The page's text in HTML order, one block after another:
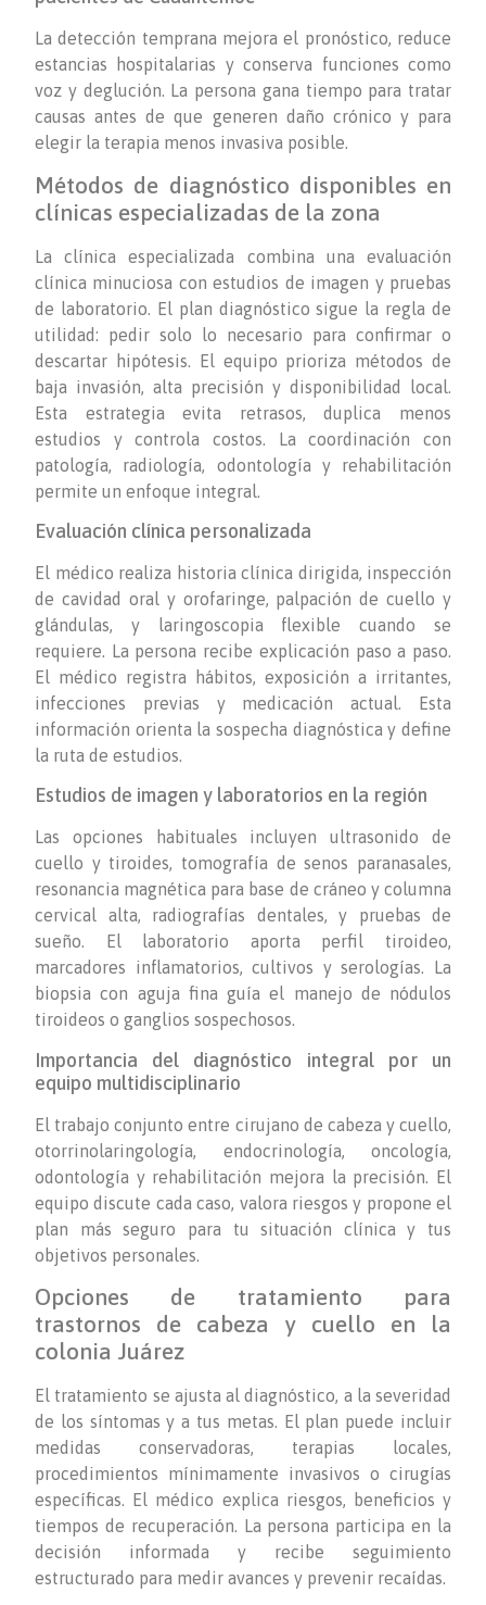
La detección temprana mejora el pronóstico, reduce
estancias hospitalarias y conserva funciones como
voz y deglución. La persona gana tiempo para tratar
causas antes de que generen daño crónico y para
elegir la terapia menos invasiva posible.
Métodos de diagnóstico disponibles en
clínicas especializadas de la zona
La clínica especializada combina una evaluación
clínica minuciosa con estudios de imagen y pruebas
de laboratorio. El plan diagnóstico sigue la regla de
utilidad: pedir solo lo necesario para confirmar o
descartar hipótesis. El equipo prioriza métodos de
baja invasión, alta precisión y disponibilidad local.
Esta estrategia evita retrasos, duplica menos
estudios y controla costos. La coordinación con
patología, radiología, odontología y rehabilitación
permite un enfoque integral.
Evaluación clínica personalizada
El médico realiza historia clínica dirigida, inspección
de cavidad oral y orofaringe, palpación de cuello y
glándulas, y laringoscopia flexible cuando se
requiere. La persona recibe explicación paso a paso.
El médico registra hábitos, exposición a irritantes,
infecciones previas y medicación actual. Esta
información orienta la sospecha diagnóstica y define
la ruta de estudios.
Estudios de imagen y laboratorios en la región
Las opciones habituales incluyen ultrasonido de
cuello y tiroides, tomografía de senos paranasales,
resonancia magnética para base de cráneo y columna
cervical alta, radiografías dentales, y pruebas de
sueño. El laboratorio aporta perfil tiroideo,
marcadores inflamatorios, cultivos y serologías. La
biopsia con aguja fina guía el manejo de nódulos
tiroideos o ganglios sospechosos.
Importancia del diagnóstico integral por un
equipo multidisciplinario
El trabajo conjunto entre cirujano de cabeza y cuello,
otorrinolaringología, endocrinología, oncología,
odontología y rehabilitación mejora la precisión. El
equipo discute cada caso, valora riesgos y propone el
plan más seguro para tu situación clínica y tus
objetivos personales.
Opciones de tratamiento para
trastornos de cabeza y cuello en la
colonia Juárez
El tratamiento se ajusta al diagnóstico, a la severidad
de los síntomas y a tus metas. El plan puede incluir
medidas conservadoras, terapias locales,
procedimientos mínimamente invasivos o cirugías
específicas. El médico explica riesgos, beneficios y
tiempos de recuperación. La persona participa en la
decisión informada y recibe seguimiento
estructurado para medir avances y prevenir recaídas.